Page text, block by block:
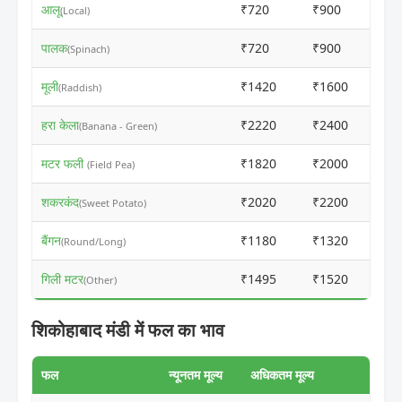
आलू(Local) ₹720 ₹900
पालक(Spinach) ₹720 ₹900
मूली(Raddish) ₹1420 ₹1600
हरा केला(Banana - Green) ₹2220 ₹2400
मटर फली (Field Pea) ₹1820 ₹2000
शकरकंद(Sweet Potato) ₹2020 ₹2200
बैंगन(Round/Long) ₹1180 ₹1320
गिली मटर(Other) ₹1495 ₹1520
शिकोहाबाद मंडी में फल का भाव
फल न्यूनतम मूल्य अधिकतम मूल्य